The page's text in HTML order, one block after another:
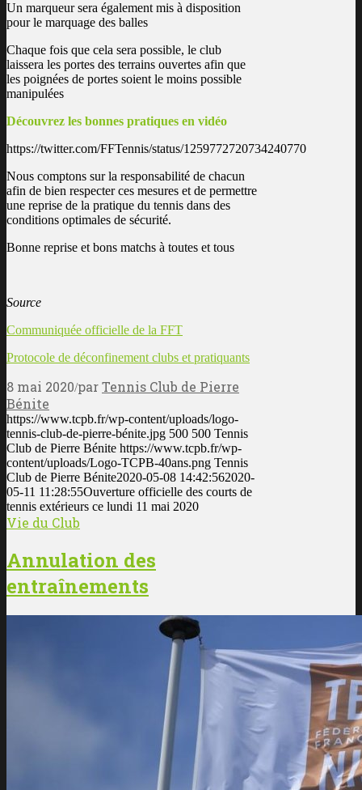
Un marqueur sera également mis à disposition
pour le marquage des balles
Chaque fois que cela sera possible, le club
laissera les portes des terrains ouvertes afin que
les poignées de portes soient le moins possible
manipulées
Découvrez les bonnes pratiques en vidéo
https://twitter.com/FFTennis/status/1259772720734240770
Nous comptons sur la responsabilité de chacun
afin de bien respecter ces mesures et de permettre
une reprise de la pratique du tennis dans des
conditions optimales de sécurité.
Bonne reprise et bons matchs à toutes et tous
Source
Communiquée officielle de la FFT
Protocole de déconfinement clubs et pratiquants
8 mai 2020/parTennis Club de Pierre
Bénite
https://www.tcpb.fr/wp-content/uploads/logo-
tennis-club-de-pierre-bénite.jpg 500 500 Tennis
Club de Pierre Bénite https://www.tcpb.fr/wp-
content/uploads/Logo-TCPB-40ans.png Tennis
Club de Pierre Bénite2020-05-08 14:42:562020-
05-11 11:28:55Ouverture officielle des courts de
tennis extérieurs ce lundi 11 mai 2020
Vie du Club
Annulation des
entraînements